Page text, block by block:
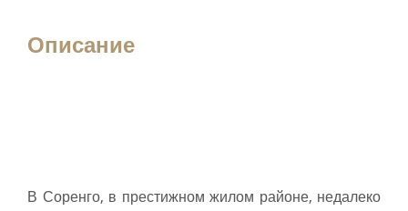
Описание
В Соренго, в престижном жилом районе, недалеко